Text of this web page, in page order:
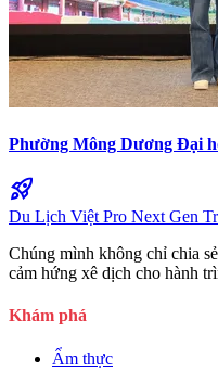
Phường Mông Dương Đại
rocket_launch
Du Lịch Việt Pro Next Gen
Chúng mình không chỉ chia
cảm hứng xê dịch cho hành
Khám phá
Ẩm thực